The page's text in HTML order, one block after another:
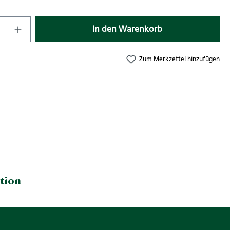
Gib den gewünschten Wert
In den Warenkorb
Zum Merkzettel hinzufügen